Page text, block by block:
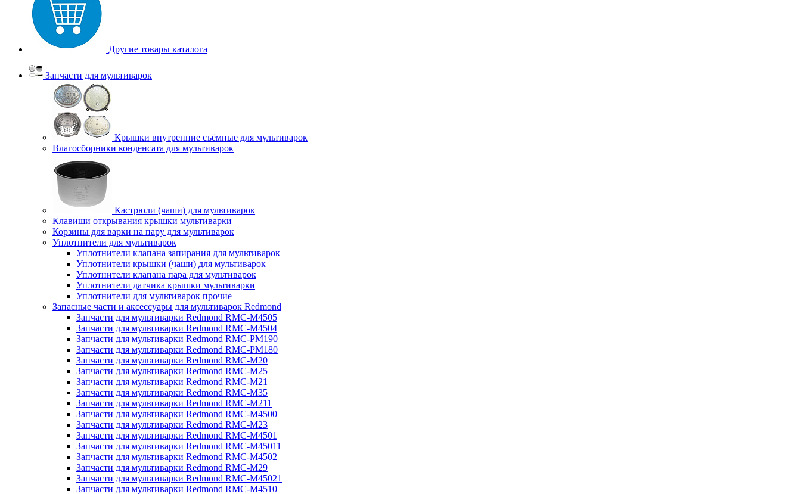
Другие товары каталога
Запчасти для мультиварок
Крышки внутренние съёмные для мультиварок
Влагосборники конденсата для мультиварок
Кастрюли (чаши) для мультиварок
Клавиши открывания крышки мультиварки
Корзины для варки на пару для мультиварок
Уплотнители для мультиварок
Уплотнители клапана запирания для мультиварок
Уплотнители крышки (чаши) для мультиварок
Уплотнители клапана пара для мультиварок
Уплотнители датчика крышки мультиварки
Уплотнители для мультиварок прочие
Запасные части и аксессуары для мультиварок Redmond
Запчасти для мультиварки Redmond RMC-M4505
Запчасти для мультиварки Redmond RMC-M4504
Запчасти для мультиварки Redmond RMC-PM190
Запчасти для мультиварки Redmond RMC-PM180
Запчасти для мультиварки Redmond RMC-M20
Запчасти для мультиварки Redmond RMC-M25
Запчасти для мультиварки Redmond RMC-M21
Запчасти для мультиварки Redmond RMC-M35
Запчасти для мультиварки Redmond RMC-M211
Запчасти для мультиварки Redmond RMC-M4500
Запчасти для мультиварки Redmond RMC-M23
Запчасти для мультиварки Redmond RMC-M4501
Запчасти для мультиварки Redmond RMC-M45011
Запчасти для мультиварки Redmond RMC-M4502
Запчасти для мультиварки Redmond RMC-M29
Запчасти для мультиварки Redmond RMC-M45021
Запчасти для мультиварки Redmond RMC-M4510